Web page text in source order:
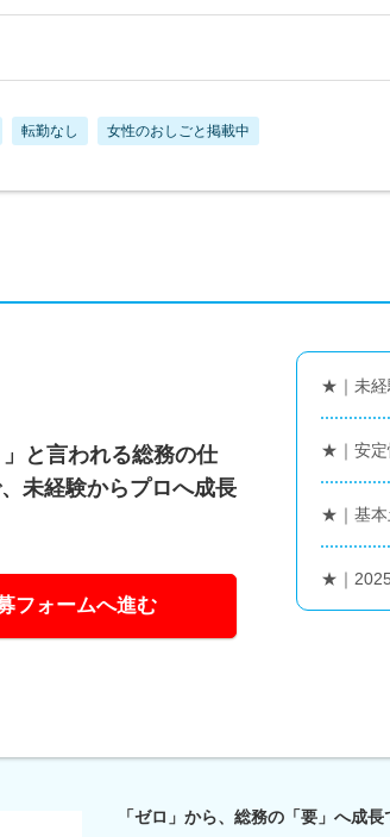
転勤なし 女性のおしごと掲載中
と言われる総務の仕
未経験からプロへ成長
フォームへ進む
★｜未経
★｜安定
★｜基本
★｜
「ゼロ」から、総務の「要」へ成長